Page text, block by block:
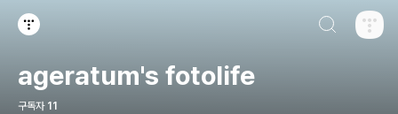
ageratum's fotolife
구독자 11